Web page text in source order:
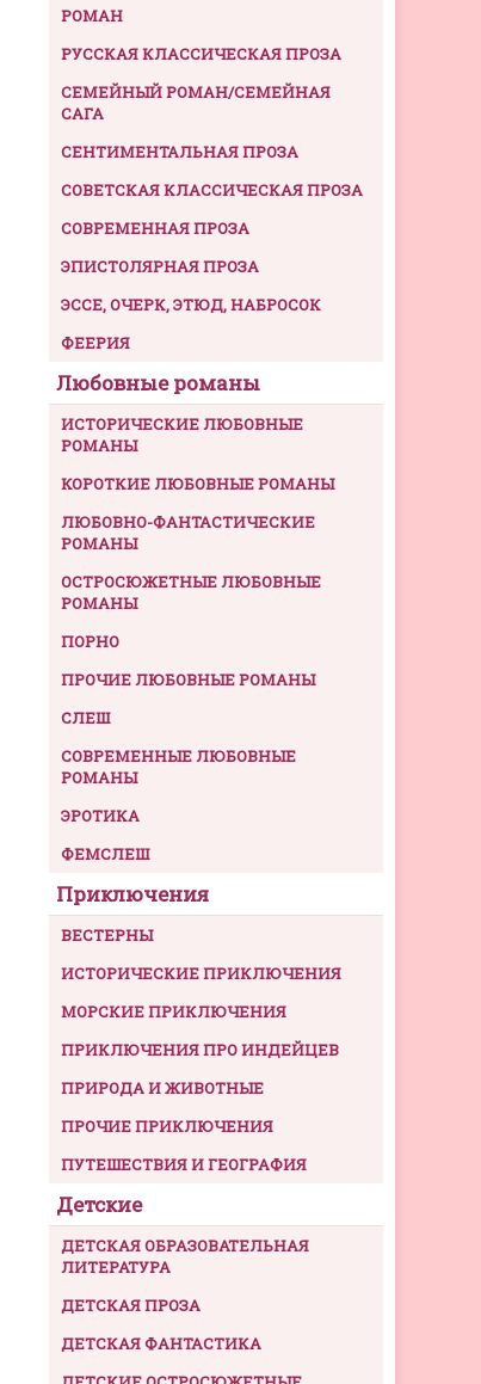
РОМАН
РУССКАЯ КЛАССИЧЕСКАЯ ПРОЗА
СЕМЕЙНЫЙ РОМАН/СЕМЕЙНАЯ
САГА
СЕНТИМЕНТАЛЬНАЯ ПРОЗА
СОВЕТСКАЯ КЛАССИЧЕСКАЯ ПРОЗА
СОВРЕМЕННАЯ ПРОЗА
ЭПИСТОЛЯРНАЯ ПРОЗА
ЭССЕ, ОЧЕРК, ЭТЮД, НАБРОСОК
ФЕЕРИЯ
Любовные романы
ИСТОРИЧЕСКИЕ ЛЮБОВНЫЕ
РОМАНЫ
КОРОТКИЕ ЛЮБОВНЫЕ РОМАНЫ
ЛЮБОВНО-ФАНТАСТИЧЕСКИЕ
РОМАНЫ
ОСТРОСЮЖЕТНЫЕ ЛЮБОВНЫЕ
РОМАНЫ
ПОРНО
ПРОЧИЕ ЛЮБОВНЫЕ РОМАНЫ
СЛЕШ
СОВРЕМЕННЫЕ ЛЮБОВНЫЕ
РОМАНЫ
ЭРОТИКА
ФЕМСЛЕШ
Приключения
ВЕСТЕРНЫ
ИСТОРИЧЕСКИЕ ПРИКЛЮЧЕНИЯ
МОРСКИЕ ПРИКЛЮЧЕНИЯ
ПРИКЛЮЧЕНИЯ ПРО ИНДЕЙЦЕВ
ПРИРОДА И ЖИВОТНЫЕ
ПРОЧИЕ ПРИКЛЮЧЕНИЯ
ПУТЕШЕСТВИЯ И ГЕОГРАФИЯ
Детские
ДЕТСКАЯ ОБРАЗОВАТЕЛЬНАЯ
ЛИТЕРАТУРА
ДЕТСКАЯ ПРОЗА
ДЕТСКАЯ ФАНТАСТИКА